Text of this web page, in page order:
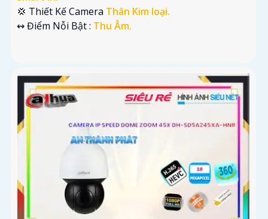
💢 Thiết Kế Camera Thân Kim loại.
️↭ Điểm Nỗi Bật : Thu Âm.